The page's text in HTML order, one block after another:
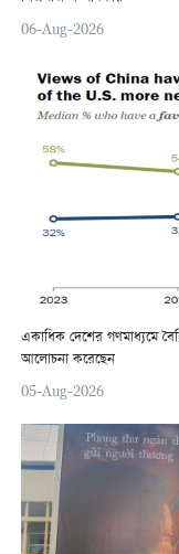
06-Aug-2026
একাধিক দেশের গণমাধ্যমে
আলোচনা করেছেন
05-Aug-2026